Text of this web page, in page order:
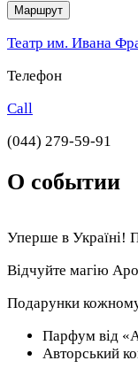
Маршрут
Театр им. Ивана
Телефон
Call
(044) 279-59-91
О событии
Уперше в Україні!
Відчуйте магію
Подарунки кожному
Парфум від
Авторський